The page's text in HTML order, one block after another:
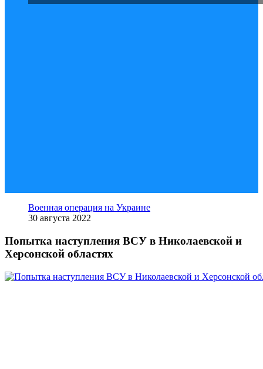
Военная операция на Украине
30 августа 2022
Попытка наступления ВСУ в Николаевской и
Херсонской областях